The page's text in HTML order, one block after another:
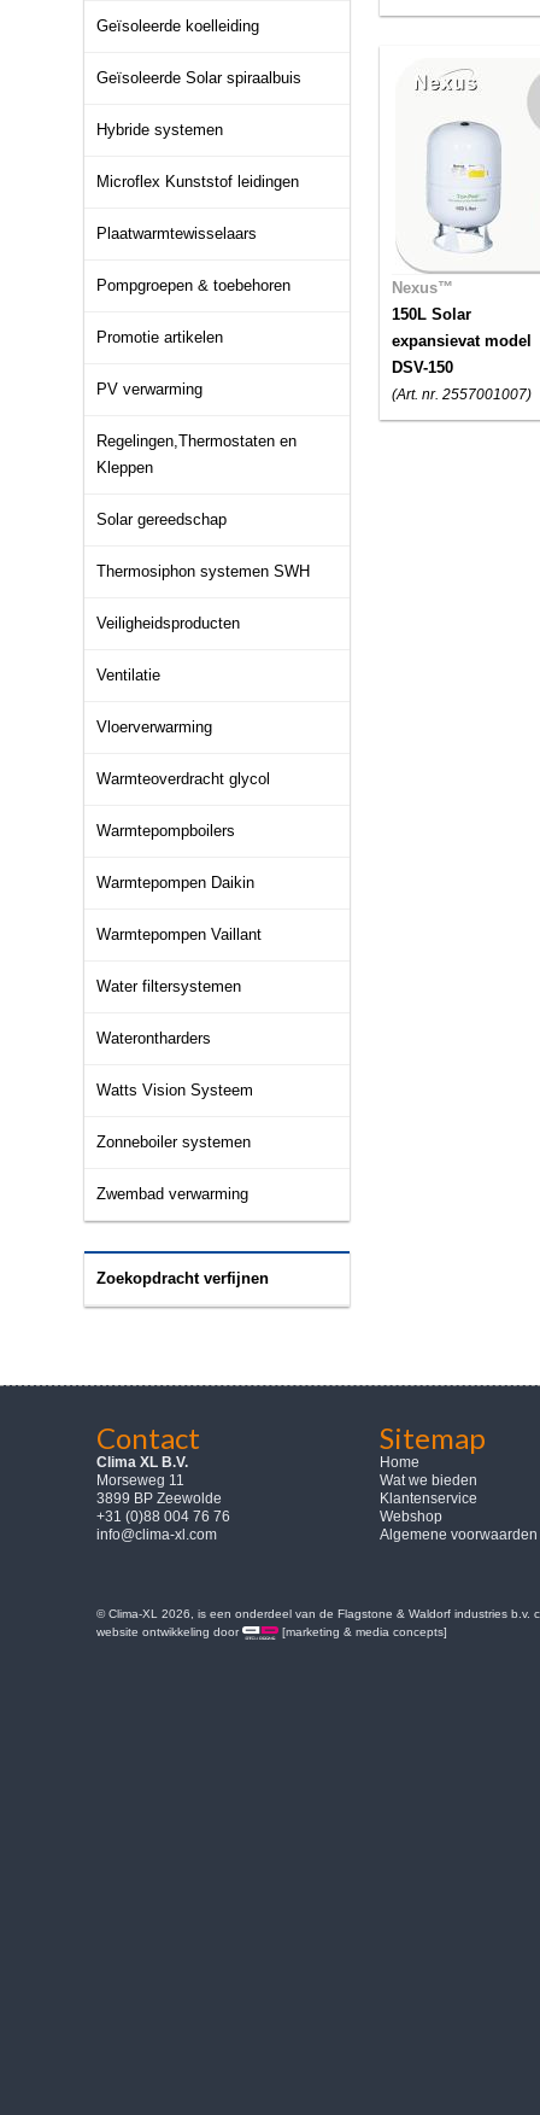
Geïsoleerde koelleiding
Geïsoleerde Solar spiraalbuis
Hybride systemen
Microflex Kunststof leidingen
Plaatwarmtewisselaars
Pompgroepen & toebehoren
Promotie artikelen
PV verwarming
Regelingen,Thermostaten en
Kleppen
Solar gereedschap
Thermosiphon systemen SWH
Veiligheidsproducten
Ventilatie
Vloerverwarming
Warmteoverdracht glycol
Warmtepompboilers
Warmtepompen Daikin
Warmtepompen Vaillant
Water filtersystemen
Waterontharders
Watts Vision Systeem
Zonneboiler systemen
Zwembad verwarming
Zoekopdracht verfijnen
Nexus™
150L Solar
expansievat model
DSV-150
(Art. nr. 2557001007)
Contact
Clima XL B.V.
Morseweg 11
3899 BP Zeewolde
+31 (0)88 004 76 76
info@clima-xl.com
Sitemap
Home
Wat we bieden
Klantenservice
Webshop
Algemene voorwaarden
© Clima-XL 2026, is een onderdeel van de Flagstone & Waldorf industries b.v.
website ontwikkeling door
[marketing & media concepts]